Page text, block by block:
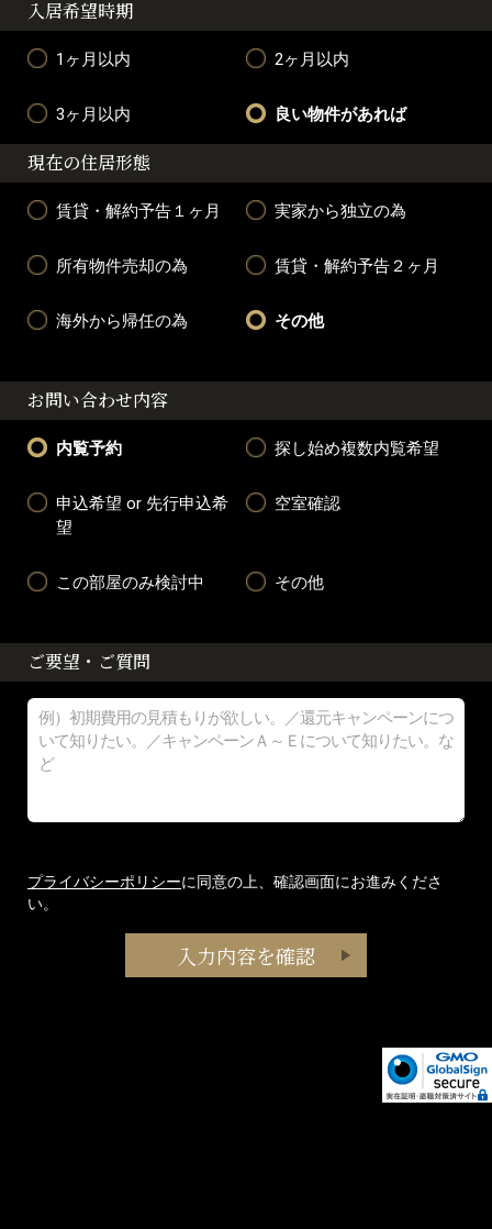
入居希望時期
1ヶ月以内 2ヶ月以内
3ヶ月以内 良い物件があれば
現在の住居形態
賃貸・解約予告１ヶ月 実家から独立の為
所有物件売却の為 賃貸・解約予告２ヶ月
海外から帰任の為 その他
お問い合わせ内容
内覧予約 探し始め複数内覧希望
申込希望 or 先行申込希
望
空室確認
この部屋のみ検討中 その他
ご要望・ご質問
プライバシーポリシーに同意の上、確認画面にお進みくださ
い。